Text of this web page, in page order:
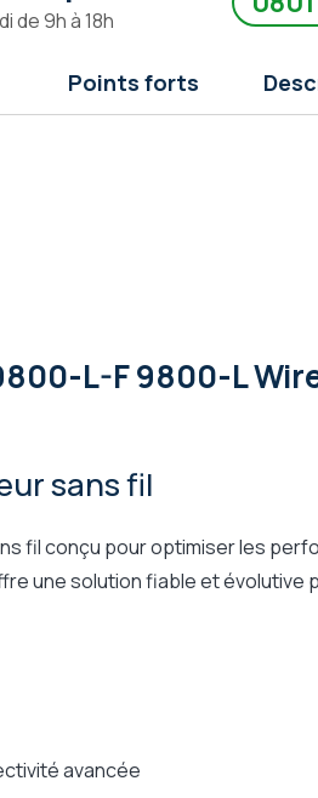
de 9h à 18h
Points forts
L-F 9800-L
sans fil
fil conçu pour optimiser les
une solution fiable et
avancée